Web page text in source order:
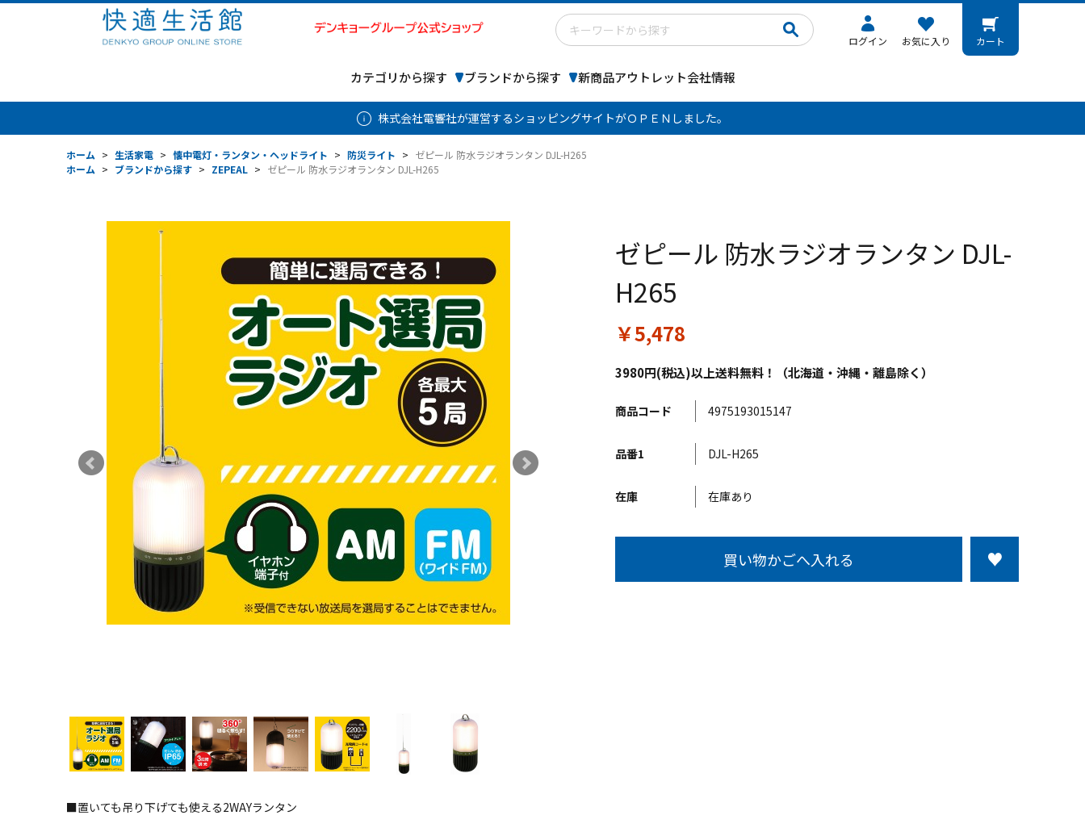
ログイン お気に入り カート
カテゴリから探す ブランドから探す 新商品アウトレット会社情報
株式会社電響社が運営するショッピングサイトがＯＰＥＮしました。
ホーム > 生活家電 > 懐中電灯・ランタン・ヘッドライト > 防災ライト > ゼピール 防水ラジオランタン DJL-H265
ホーム > ブランドから探す > ZEPEAL > ゼピール 防水ラジオランタン DJL-H265
■置いても吊り下げても使える2WAYランタン
3980円(税込)以上送料無料！（北海道・沖縄・離島除く）
ゼピール 防水ラジオランタン DJL-
H265
￥5,478
商品コード 4975193015147
品番1 DJL-H265
在庫 在庫あり
買い物かごへ入れる